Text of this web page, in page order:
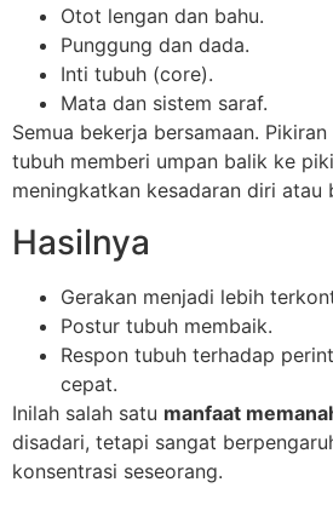
Otot lengan dan bahu.
Punggung dan dada.
Inti tubuh (core).
Mata dan sistem saraf.
Semua bekerja bersamaan.
tubuh memberi umpan balik ke
meningkatkan kesadaran diri atau
Hasilnya
Gerakan menjadi lebih
Postur tubuh membaik.
Respon tubuh terhadap
cepat.
Inilah salah satu manfaat
disadari, tetapi sangat
konsentrasi seseorang.